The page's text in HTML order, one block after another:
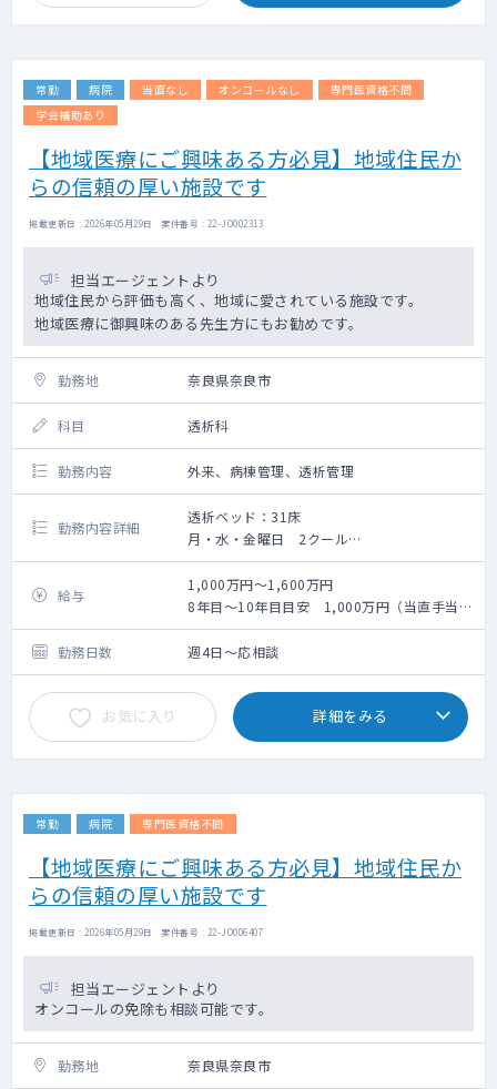
常勤 病院 当直なし オンコールなし
専門医資格不問
学会補助あり
【地域医療にご興味ある方必見】地域住民か
らの信頼の厚い施設です
掲載更新日 : 2026年05月29日 案件番号 : 22-JO002313
担当エージェントより
地域住民から評価も高く、地域に愛されている施設です。
地域医療に御興味のある先生方にもお勧めです。
勤務地 奈良県奈良市
科目 透析科
勤務内容 外来、病棟管理、透析管理
勤務内容詳細
透析ベッド：31床
月・水・金曜日 2クール
火・木・土曜日 1クール
午前 8：30～14：00
午後 13：30～19：00
給与
1,000万円～1,600万円
8年目～10年目目安 1,000万円（当直手当
別）
勤務日数
週4日～応相談
お気に入り 詳細をみる
常勤 病院 専門医資格不問
【地域医療にご興味ある方必見】地域住民か
らの信頼の厚い施設です
掲載更新日 : 2026年05月29日 案件番号 : 22-JO006407
担当エージェントより
オンコールの免除も相談可能です。
勤務地 奈良県奈良市